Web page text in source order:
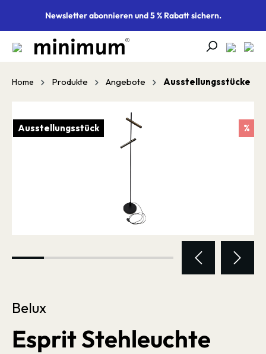
springenNewsletter abonnieren und 5 % Rabatt sichern.
Home Produkte Angebote Ausstellungsstücke
%
Ausstellungsstück
Belux
Esprit Stehleuchte